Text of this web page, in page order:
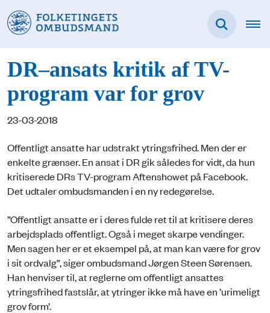
DR–ansats kritik af TV-
program var for grov
23-03-2018
Offentligt ansatte har udstrakt ytringsfrihed. Men der er
enkelte grænser. En ansat i DR gik således for vidt, da hun
kritiserede DRs TV-program Aftenshowet på Facebook.
Det udtaler ombudsmanden i en ny redegørelse.
”Offentligt ansatte er i deres fulde ret til at kritisere deres
arbejdsplads offentligt. Også i meget skarpe vendinger.
Men sagen her er et eksempel på, at man kan være for grov
i sit ordvalg”, siger ombudsmand Jørgen Steen Sørensen.
Han henviser til, at reglerne om offentligt ansattes
ytringsfrihed fastslår, at ytringer ikke må have en ’urimeligt
grov form’.